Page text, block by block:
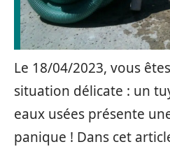
Le 18/04/2023, vous
situation délicate : un
eaux usées présente
panique ! Dans cet